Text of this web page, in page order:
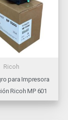
Ricoh
para Impresora
Ricoh MP 601